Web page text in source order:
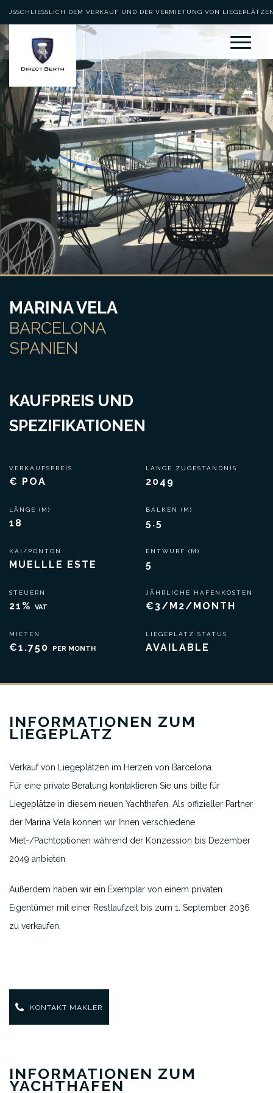
AUSSCHLIESSLICH DEM VERKAUF UND DER VERMIETUNG VON LIEGEPLÄTZEN
MARINA VELA
BARCELONA
SPANIEN
KAUFPREIS UND
SPEZIFIKATIONEN
VERKAUFSPREIS
€ POA
LÄNGE (M)
18
KAI/PONTON
MUELLLE ESTE
STEUERN
21% VAT
MIETEN
€1.750 PER MONTH
LÄNGE ZUGESTÄNDNIS
2049
BALKEN (M)
5.5
ENTWURF (M)
5
JÄHRLICHE HAFENKOSTEN
€3/M2/MONTH
LIEGEPLATZ STATUS
AVAILABLE
INFORMATIONEN ZUM
LIEGEPLATZ
Verkauf von Liegeplätzen im Herzen von Barcelona.
Für eine private Beratung kontaktieren Sie uns bitte für
Liegeplätze in diesem neuen Yachthafen. Als offizieller Partner
der Marina Vela können wir Ihnen verschiedene
Miet-/Pachtoptionen während der Konzession bis Dezember
2049 anbieten
Außerdem haben wir ein Exemplar von einem privaten
Eigentümer mit einer Restlaufzeit bis zum 1. September 2036
zu verkaufen.
KONTAKT MAKLER
INFORMATIONEN ZUM
YACHTHAFEN